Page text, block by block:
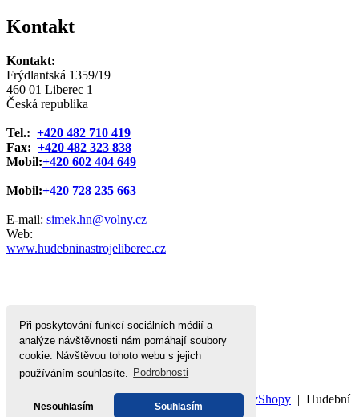
Při poskytování funkcí sociálních médií a
analýze návštěvnosti nám pomáhají soubory
cookie. Návštěvou tohoto webu s jejich
používáním souhlasíte.
Podrobnosti
Nesouhlasím Souhlasím
Kontakt
Kontakt:
Frýdlantská 1359/19
460 01 Liberec 1
Česká republika
Tel.: +420 482 710 419
Fax: +420 482 323 838
Mobil:+420 602 404 649
Mobil:+420 728 235 663
E-mail: simek.hn@volny.cz
Web:
www.hudebninastrojeliberec.cz
Nahoru Mapa stránek Tisk WebyShopy | Hudební
nástroje Jiří Šimek Liberec